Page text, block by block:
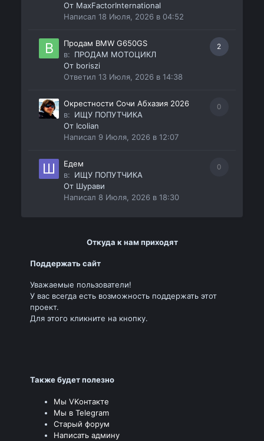
От MaxFactorInternational
Написал18 Июля, 2026 в 04:52
2
Продам BMW G650GS
в: ПРОДАМ МОТОЦИКЛ
От boriszi
Ответил13 Июля, 2026 в 14:38
0
Окрестности Сочи Абхазия 2026
в: ИЩУ ПОПУТЧИКА
От Icolian
Написал 9 Июля, 2026 в 12:07
0
Едем
в: ИЩУ ПОПУТЧИКА
От Шурави
Написал 8 Июля, 2026 в 18:30
Откуда к нам приходят
Поддержать сайт
Уважаемые пользователи!
У вас всегда есть возможность поддержать этот
проект.
Для этого кликните на кнопку.
Также будет полезно
Мы VKонтакте
Мы в Telegram
Старый форум
Написать админу